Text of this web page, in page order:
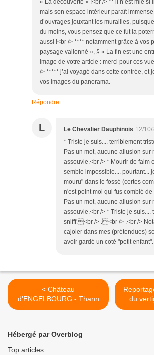
« La découverte » !<br /> ** il n’est mie si
mais son espace intérieur paraît
d’ouvrages jouxtant les murailles,
du moins, vous pensez que ce fut la
aussi !<br /> **** notamment grâce à vos
paysage vallonné », § « La fin est une
image de votre article : merci pour ces
/> ***** j’ai voyagé dans cette contrée, et
vos images du panorama.
Répondre
L Le Chevalier Dauphinois 12/10/
* Triste je suis.... terriblement
Pas un mot, aucune allusion sur
assouvie.<br /> * Mourir de faim
semble impossible.... pourtant...
mouru" dans le fossé (certes
n'est point moi qui fus comblé de
Pas un mot, aucune allusion sur
assouvie.<br /> * Triste je suis....
snifff.<br /> .<br /> .<br />
cajoler dans mes (prétendues)
avoir gardé un coté "petit enfant".
< Château
d'ENGELBOURG - Thann
du
Hébergé par Overblog
Top articles